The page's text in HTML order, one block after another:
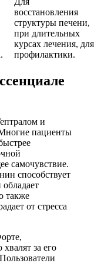
восстановления
структуры печени,
при длительных
курсах лечения, для
профилактики.
и
пациенты
самочувствие.
способствует
также
от стресса
за его